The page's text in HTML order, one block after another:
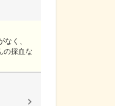
く、
の採血な